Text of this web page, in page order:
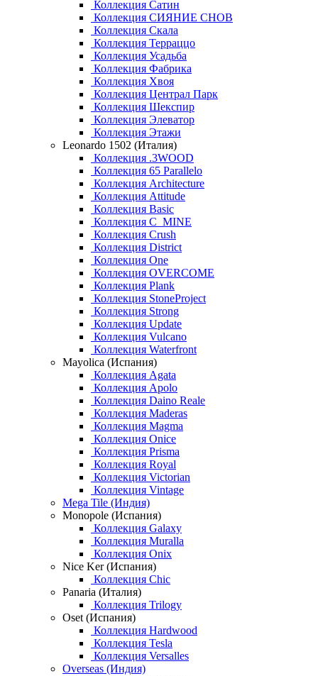
Коллекция Сатин
Коллекция СИЯНИЕ СНОВ
Коллекция Скала
Коллекция Терраццо
Коллекция Усадьба
Коллекция Фабрика
Коллекция Хвоя
Коллекция Централ Парк
Коллекция Шекспир
Коллекция Элеватор
Коллекция Этажи
Leonardo 1502 (Италия)
Коллекция .3WOOD
Коллекция 65 Parallelo
Коллекция Architecture
Коллекция Attitude
Коллекция Basic
Коллекция C_MINE
Коллекция Crush
Коллекция District
Коллекция One
Коллекция OVERCOME
Коллекция Plank
Коллекция StoneProject
Коллекция Strong
Коллекция Update
Коллекция Vulcano
Коллекция Waterfront
Mayolica (Испания)
Коллекция Agata
Коллекция Apolo
Коллекция Daino Reale
Коллекция Maderas
Коллекция Magma
Коллекция Onice
Коллекция Prisma
Коллекция Royal
Коллекция Victorian
Коллекция Vintage
Mega Tile (Индия)
Monopole (Испания)
Коллекция Galaxy
Коллекция Muralla
Коллекция Onix
Nice Ker (Испания)
Коллекция Chic
Panaria (Италия)
Коллекция Trilogy
Oset (Испания)
Коллекция Hardwood
Коллекция Tesla
Коллекция Versalles
Overseas (Индия)